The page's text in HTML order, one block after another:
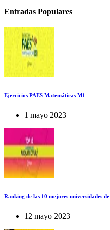
Entradas Populares
Ejercicios PAES Matemáticas M1
1 mayo 2023
Ranking de las 10 mejores universidades
12 mayo 2023